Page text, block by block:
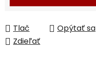
Tlač Opýtať sa
Zdieľať